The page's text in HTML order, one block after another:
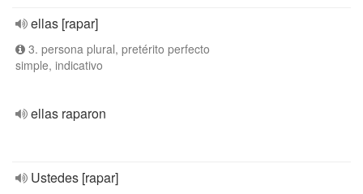
ellas [rapar]
3. persona plural, pretérito perfecto
simple, indicativo
ellas raparon
Ustedes [rapar]